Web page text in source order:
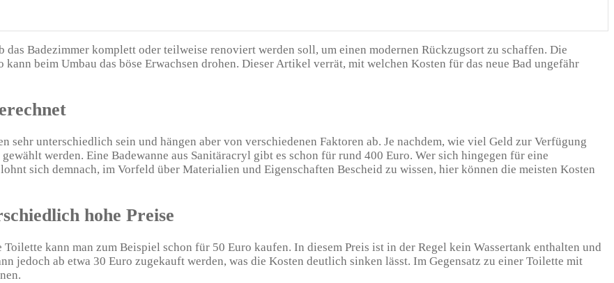
Badezimmer komplett oder teilweise renoviert werden soll, um einen modernen Rückzugsort zu schaffen. Die
beim Umbau das böse Erwachsen drohen. Dieser Artikel verrät, mit welchen Kosten für das neue Bad ungefähr
sehr unterschiedlich sein und hängen aber von verschiedenen Faktoren ab. Je nachdem, wie viel Geld zur Verfügung
werden. Eine Badewanne aus Sanitäracryl gibt es schon für rund 400 Euro. Wer sich hingegen für eine
sich demnach, im Vorfeld über Materialien und Eigenschaften Bescheid zu wissen, hier können die meisten Kosten
hohe Preise
kann man zum Beispiel schon für 50 Euro kaufen. In diesem Preis ist in der Regel kein Wassertank enthalten und
jedoch ab etwa 30 Euro zugekauft werden, was die Kosten deutlich sinken lässt. Im Gegensatz zu einer Toilette mit